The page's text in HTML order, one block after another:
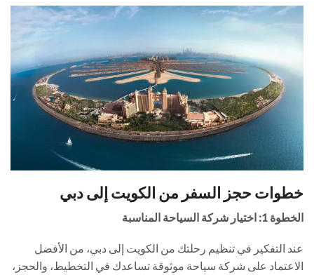
خطوات حجز السفر من الكويت إلى دبي
الخطوة 1: اختيار شركة السياحة المناسبة
عند التفكير في تنظيم رحلتك من الكويت إلى دبي، من الأفضل
الاعتماد على شركة سياحة موثوقة تساعدك في التخطيط، والحجز،